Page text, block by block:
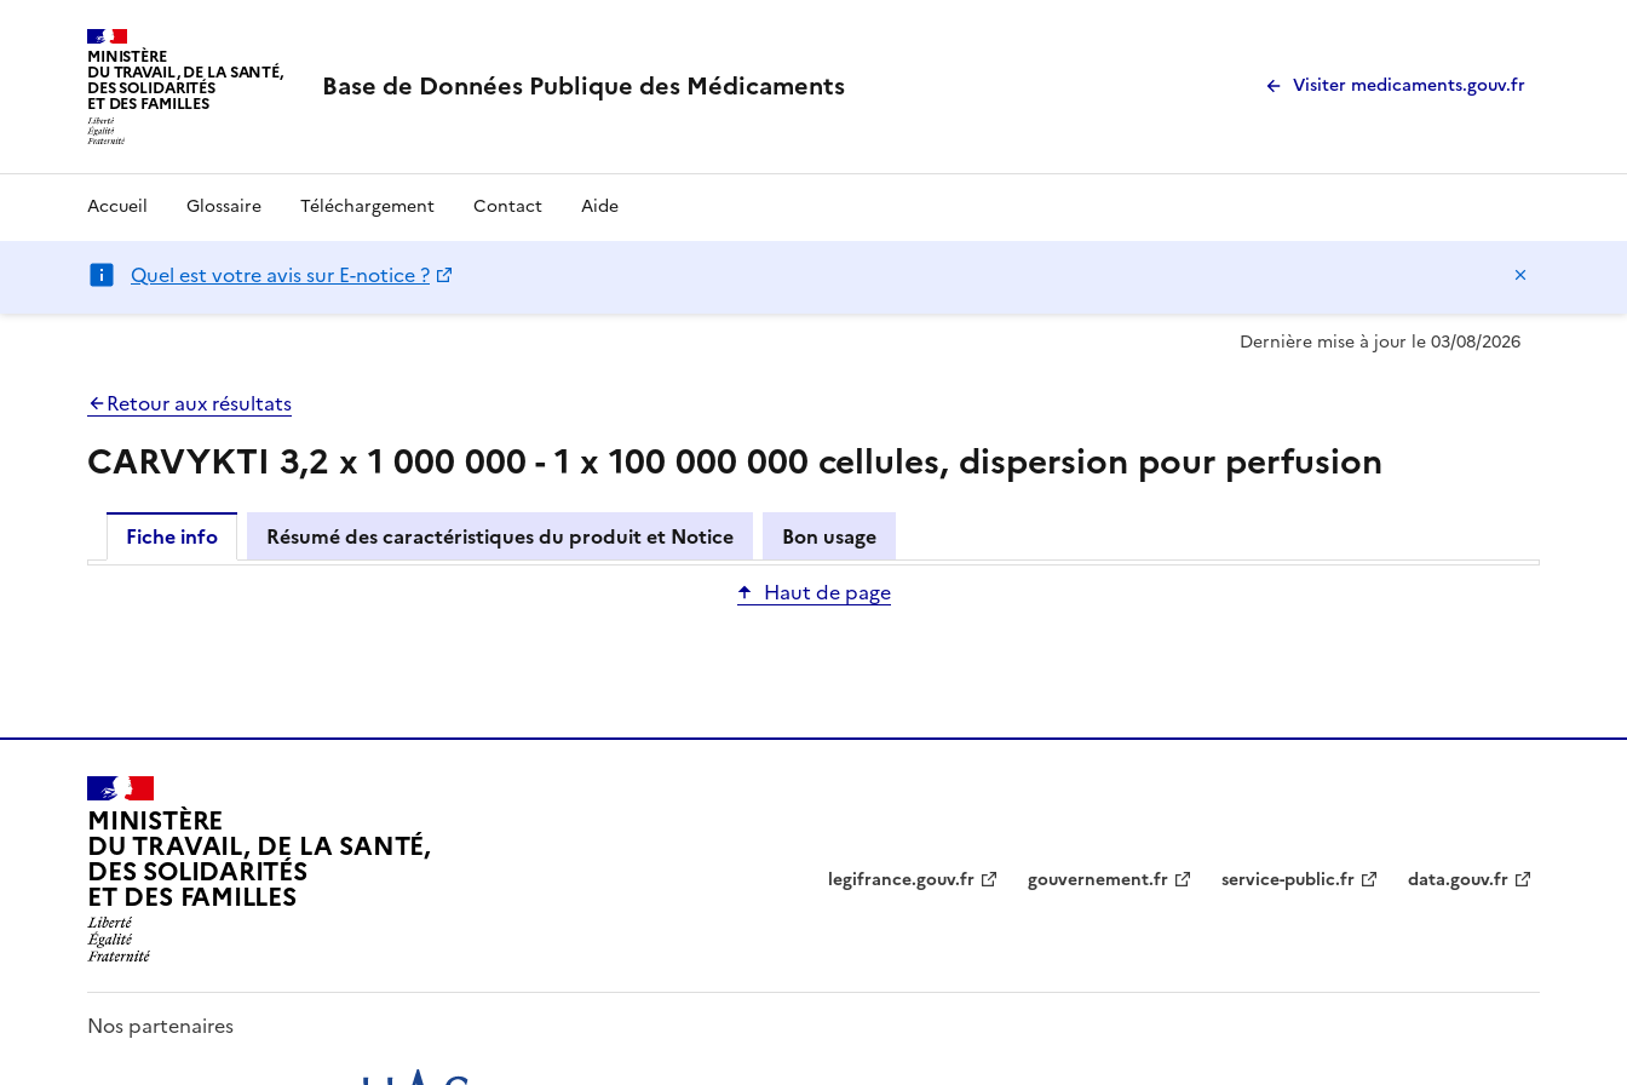
MINISTÈRE
DU TRAVAIL, DE LA SANTÉ,
DES SOLIDARITÉS
ET DES FAMILLES Base de Données Publique des Médicaments Visiter medicaments.gouv.fr
Accueil Glossaire Téléchargement Contact Aide
Quel est votre avis sur E-notice ?
Dernière mise à jour le 03/08/2026
Retour aux résultats
CARVYKTI 3,2 x 1 000 000 - 1 x 100 000 000 cellules, dispersion pour perfusion
Fiche info Résumé des caractéristiques du produit et Notice
Bon usage
Haut de page
MINISTÈRE
DU TRAVAIL, DE LA SANTÉ,
DES SOLIDARITÉS
ET DES FAMILLES legifrance.gouv.fr gouvernement.fr service-public.fr data.gouv.fr
Nos partenaires